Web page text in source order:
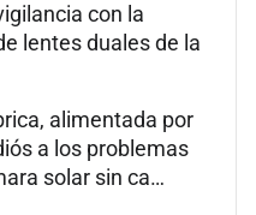
con la
lentes duales de la
alimentada por
a los problemas
solar sin ca…